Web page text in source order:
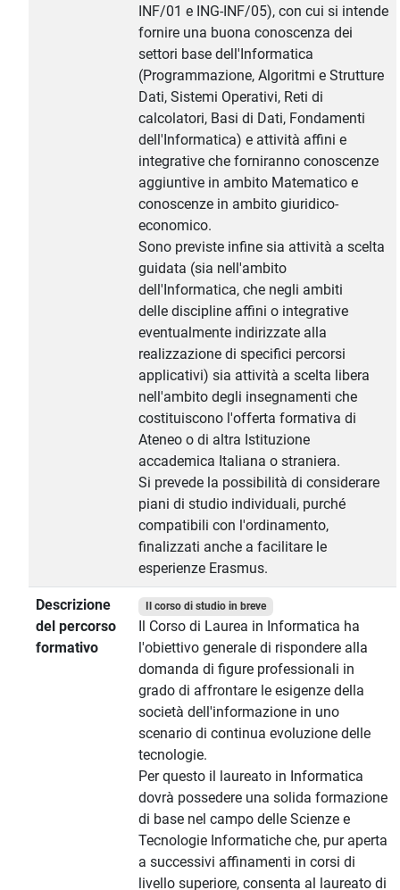
INF/01 e ING-INF/05), con cui si intende
fornire una buona conoscenza dei
settori base dell'Informatica
(Programmazione, Algoritmi e Strutture
Dati, Sistemi Operativi, Reti di
calcolatori, Basi di Dati, Fondamenti
dell'Informatica) e attività affini e
integrative che forniranno conoscenze
aggiuntive in ambito Matematico e
conoscenze in ambito giuridico-
economico.
Sono previste infine sia attività a scelta
guidata (sia nell'ambito
dell'Informatica, che negli ambiti
delle discipline affini o integrative
eventualmente indirizzate alla
realizzazione di specifici percorsi
applicativi) sia attività a scelta libera
nell'ambito degli insegnamenti che
costituiscono l'offerta formativa di
Ateneo o di altra Istituzione
accademica Italiana o straniera.
Si prevede la possibilità di considerare
piani di studio individuali, purché
compatibili con l'ordinamento,
finalizzati anche a facilitare le
esperienze Erasmus.
Descrizione
del percorso
formativo
Il corso di studio in breve
Il Corso di Laurea in Informatica ha
l'obiettivo generale di rispondere alla
domanda di figure professionali in
grado di affrontare le esigenze della
società dell'informazione in uno
scenario di continua evoluzione delle
tecnologie.
Per questo il laureato in Informatica
dovrà possedere una solida formazione
di base nel campo delle Scienze e
Tecnologie Informatiche che, pur aperta
a successivi affinamenti in corsi di
livello superiore, consenta al laureato di